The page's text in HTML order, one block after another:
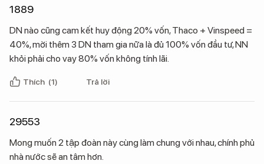
1889
DN nào cũng cam kết huy động 20% vốn, Thaco + Vinspeed =
40%, mời thêm 3 DN tham gia nữa là đủ 100% vốn đầu tư, NN
khỏi phải cho vay 80% vốn không tính lãi.
Thích (1) Trả lời
29553
Mong muốn 2 tập đoàn này cùng làm chung với nhau, chính phủ
nhà nước sẽ an tâm hơn.